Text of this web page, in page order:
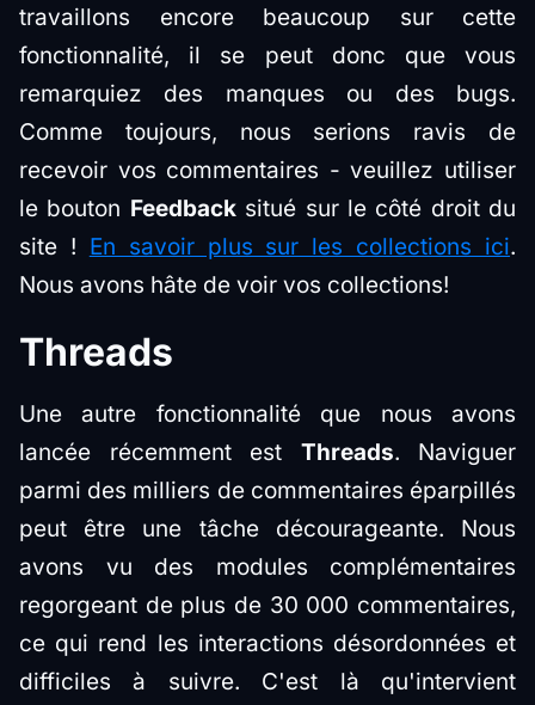
travaillons encore beaucoup sur cette
fonctionnalité, il se peut donc que vous
remarquiez des manques ou des bugs.
Comme toujours, nous serions ravis de
recevoir vos commentaires - veuillez utiliser
le bouton Feedback situé sur le côté droit du
site ! En savoir plus sur les collections ici.
Nous avons hâte de voir vos collections!
Threads
Une autre fonctionnalité que nous avons
lancée récemment est Threads. Naviguer
parmi des milliers de commentaires éparpillés
peut être une tâche décourageante. Nous
avons vu des modules complémentaires
regorgeant de plus de 30 000 commentaires,
ce qui rend les interactions désordonnées et
difficiles à suivre. C'est là qu'intervient